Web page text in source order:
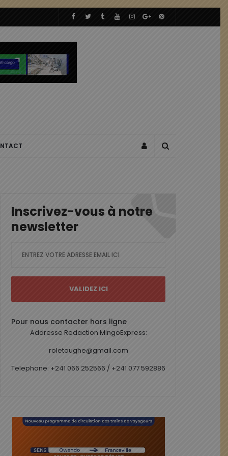
Inscrivez-vous à notre
newsletter
Pour nous contacter hors ligne
Addresse Redaction MingoExpress:
roletoughe@gmail.com
Telephone: +241 066 252566 / +241 077 592886